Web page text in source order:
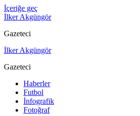
İçeriğe geç
İlker Akgüngör
Gazeteci
İlker Akgüngör
Gazeteci
Haberler
Futbol
İnfografik
Fotoğraf